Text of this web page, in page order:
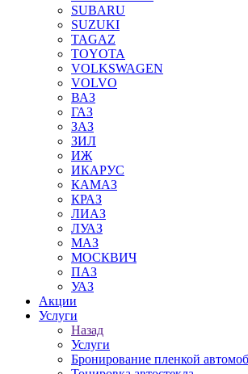
SUBARU
SUZUKI
TAGAZ
TOYOTA
VOLKSWAGEN
VOLVO
ВАЗ
ГАЗ
ЗАЗ
ЗИЛ
ИЖ
ИКАРУС
КАМАЗ
КРАЗ
ЛИАЗ
ЛУАЗ
МАЗ
МОСКВИЧ
ПАЗ
УАЗ
Акции
Услуги
Назад
Услуги
Бронирование пленкой